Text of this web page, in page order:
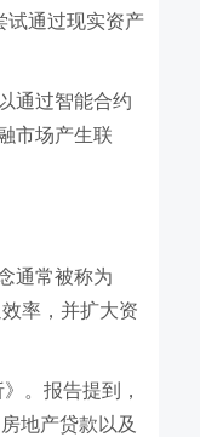
试通过现实资产
通过智能合约
市场产生联
通常被称为
率，并扩大资
。报告提到，
地产贷款以及